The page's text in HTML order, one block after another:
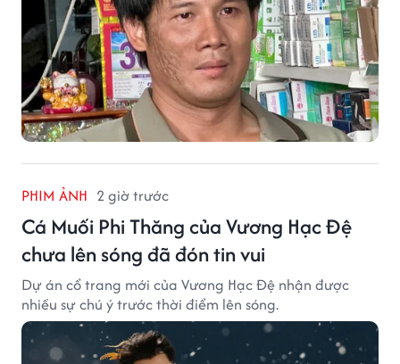
PHIM ẢNH 2 giờ trước
Cá Muối Phi Thăng của Vương Hạc Đệ
chưa lên sóng đã đón tin vui
Dự án cổ trang mới của Vương Hạc Đệ nhận được
nhiều sự chú ý trước thời điểm lên sóng.